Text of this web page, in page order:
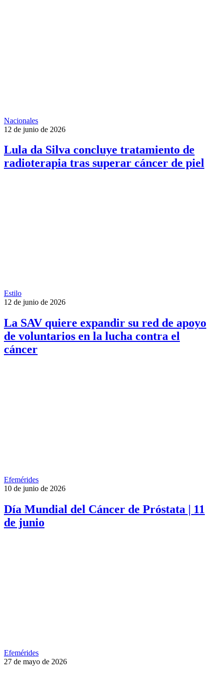
Nacionales
12 de junio de 2026
Lula da Silva concluye tratamiento de
radioterapia tras superar cáncer de piel
Estilo
12 de junio de 2026
La SAV quiere expandir su red de apoyo
de voluntarios en la lucha contra el
cáncer
Efemérides
10 de junio de 2026
Día Mundial del Cáncer de Próstata | 11
de junio
Efemérides
27 de mayo de 2026